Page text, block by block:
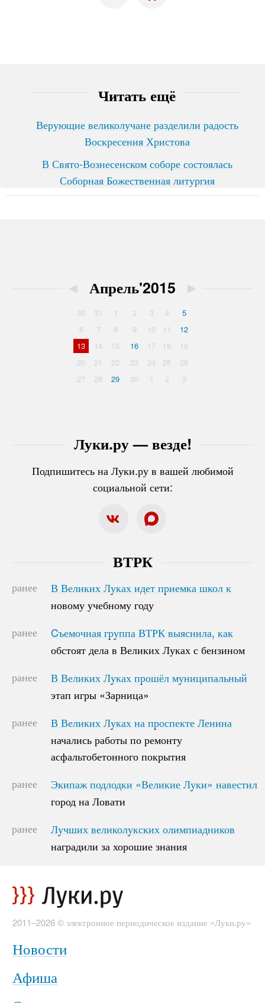
Читать ещё
Верующие великолучане разделили радость
Воскресения Христова
В Свято-Вознесенском соборе состоялась
Соборная Божественная литургия
Луки.ру — везде!
Подпишитесь на Луки.ру в вашей любимой
социальной сети:
◄ Апрель'2015 ►
30 31 1 2 3 4
5
6
7 8 9 10 11
12
13
14 15 16 17 18
19
20
21 22 23 24 25
26
27
28 29 30 1 2 3
ВТРК
ранее
В Великих Луках идет приемка школ к
новому учебному году
В Великих Луках идет приемка школ к
новому учебному году
ранее
Cъемочная группа ВТРК выяснила, как
обстоят дела в Великих Луках с бензином
Cъемочная группа ВТРК выяснила, как
обстоят дела в Великих Луках с бензином
ранее
В Великих Луках прошёл муниципальный
этап игры «Зарница»
В Великих Луках прошёл муниципальный
этап игры «Зарница»
ранее
В Великих Луках на проспекте Ленина
начались работы по ремонту
асфальтобетонного покрытия
В Великих Луках на проспекте Ленина
начались работы по ремонту
асфальтобетонного покрытия
ранее
Экипаж подлодки «Великие Луки» навестил
город на Ловати
Экипаж подлодки «Великие Луки» навестил
город на Ловати
ранее
Лучших великолукских олимпиадников
наградили за хорошие знания
Лучших великолукских олимпиадников
наградили за хорошие знания
2011–2026 © электронное периодическое издание «Луки.ру»
Новости
Афиша